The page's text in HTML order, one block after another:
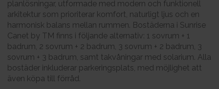
planlösningar, utformade med modern och funktionell
arkitektur som prioriterar komfort, naturligt ljus och en
harmonisk balans mellan rummen. Bostäderna i Sunrise
Canet by TM finns i följande alternativ: 1 sovrum + 1
badrum, 2 sovrum + 2 badrum, 3 sovrum + 2 badrum, 3
sovrum + 3 badrum, samt takvåningar med solarium. Alla
bostäder inkluderar parkeringsplats, med möjlighet att
även köpa till förråd.